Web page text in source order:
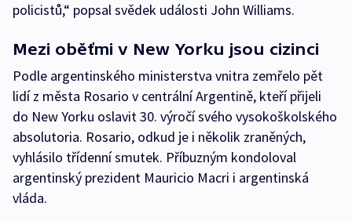
policistů,“ popsal svědek události John Williams.
Mezi oběťmi v New Yorku jsou cizinci
Podle argentinského ministerstva vnitra zemřelo pět
lidí z města Rosario v centrální Argentině, kteří přijeli
do New Yorku oslavit 30. výročí svého vysokoškolského
absolutoria. Rosario, odkud je i několik zraněných,
vyhlásilo třídenní smutek. Příbuzným kondoloval
argentinský prezident Mauricio Macri i argentinská
vláda.